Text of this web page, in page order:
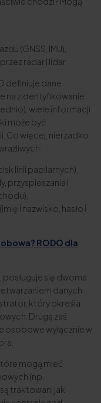
(GNSS, IMU),
radar i lidar.
definiuje dane
na zidentyfikowanie
wiele informacji
może być
Co więcej, nierzadko
linii papilarnych),
przyspieszania i
i nazwisko, hasło i
RODO dla
posługuje się dwoma
danych
który określa
Drugą zaś
osobowe wyłącznie w
mogą mieć
(np.
traktowani jak